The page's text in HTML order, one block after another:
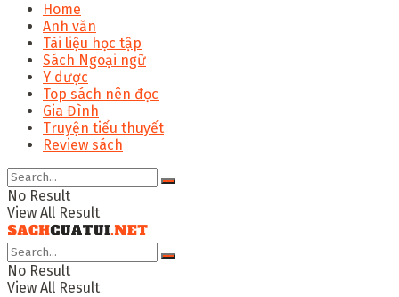
Home
Anh văn
Tài liệu học tập
Sách Ngoại ngữ
Y dược
Top sách nên đọc
Gia Đình
Truyện tiểu thuyết
Review sách
No Result
View All Result
No Result
View All Result